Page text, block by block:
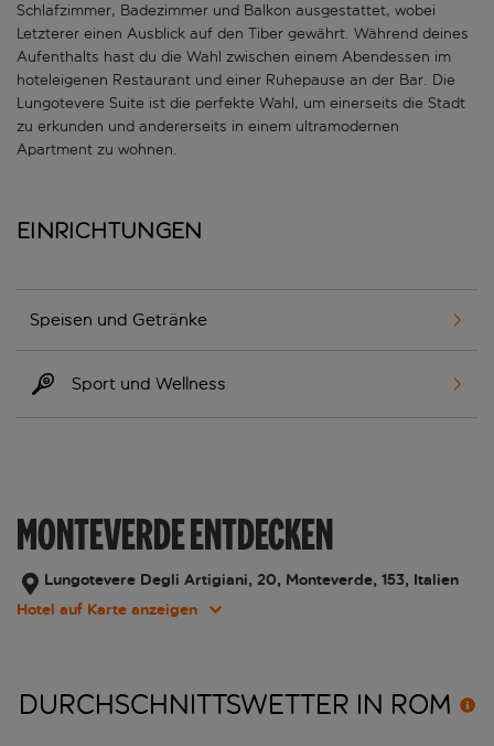
Schlafzimmer, Badezimmer und Balkon ausgestattet, wobei
Letzterer einen Ausblick auf den Tiber gewährt. Während deines
Aufenthalts hast du die Wahl zwischen einem Abendessen im
hoteleigenen Restaurant und einer Ruhepause an der Bar. Die
Lungotevere Suite ist die perfekte Wahl, um einerseits die Stadt
zu erkunden und andererseits in einem ultramodernen
Apartment zu wohnen.
Einrichtungen
Speisen und Getränke
Sport und Wellness
MONTEVERDE ENTDECKEN
Lungotevere Degli Artigiani, 20, Monteverde, 153, Italien
Hotel auf Karte anzeigen
DURCHSCHNITTSWETTER IN ROM